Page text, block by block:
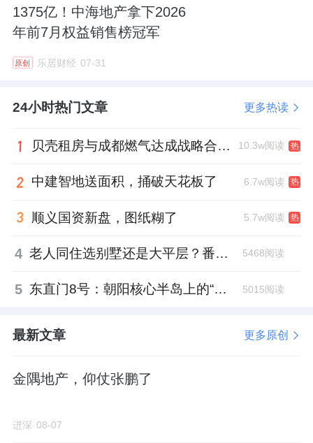
米；便利店，建面50平方米；快递服务站，建
面20平方米；综合通信设备间，建面10-15平
方米；有限电视光电转换间，建面4-6平方米；
退线问题
这块地就在中海满树玖和北面，中间隔了一条
仅有1.6。
不过，6016地块要求，沿九棵树中路西侧道路
筑，建议结合开敞空间和绿化统一设计。
地块北面还有老社区，南边被玖树满和抢先建
1375亿！中海地产拿下2026
年前7月权益销售榜冠军
原创 乐居财经 07-31
24小时热门文章 更多热读
贝壳租房与成都燃气达成战略合作 打通安全巡检“最后一米” 10.3w阅读 热
中建智地送面积，捅破天花板了 6.7w阅读 热
顺义国资新盘，图纸糊了 5.7w阅读 热
4 老人同住选别墅还是大平层？番禺这份豪宅榜单给出了答案 5468阅读
5 东直门8号：朝阳核心半岛上的“静奢”恒产，如何承接板块发展红利？ 5015阅读
最新文章 更多原创
金隅地产，仰仗张鹏了
进深 08-07